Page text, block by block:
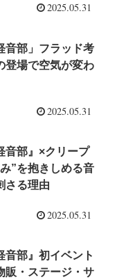
2025.05.31
音部」フラッド考
登場で空気が変わ
2025.05.31
音部』×クリープ
”を抱きしめる音
さる理由
2025.05.31
音部』初イベント
販・ステージ・サ